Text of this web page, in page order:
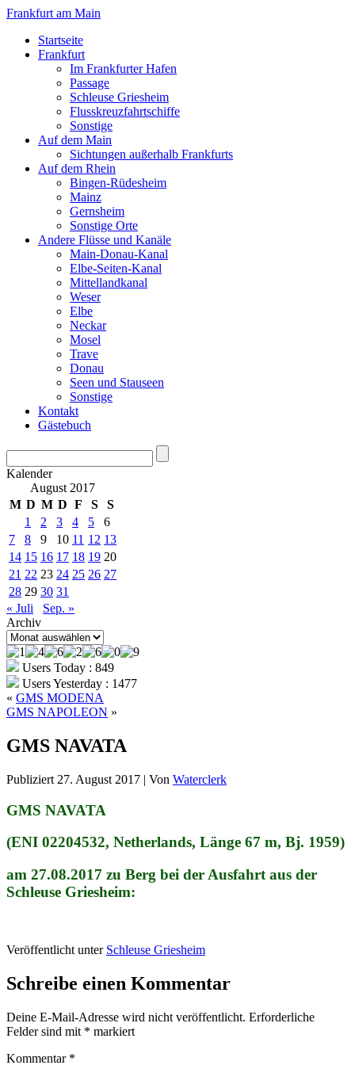
Frankfurt am Main
Startseite
Frankfurt
Im Frankfurter Hafen
Passage
Schleuse Griesheim
Flusskreuzfahrtschiffe
Sonstige
Auf dem Main
Sichtungen außerhalb Frankfurts
Auf dem Rhein
Bingen-Rüdesheim
Mainz
Gernsheim
Sonstige Orte
Andere Flüsse und Kanäle
Main-Donau-Kanal
Elbe-Seiten-Kanal
Mittellandkanal
Weser
Elbe
Neckar
Mosel
Trave
Donau
Seen und Stauseen
Sonstige
Kontakt
Gästebuch
Kalender
August 2017
M D M D F S
S
1
2 3 4 5
6
7
8 9 10 11 12 13
14 15 16 17 18 19 20
21 22 23 24 25 26 27
28 29 30 31
« Juli
Sep. »
Archiv
Archiv
Users Today : 849
Users Yesterday : 1477
« GMS MODENA
GMS NAPOLEON »
GMS NAVATA
Publiziert 27. August 2017 | Von Waterclerk
GMS NAVATA
(ENI 02204532, Netherlands, Länge 67 m, Bj. 1959)
am 27.08.2017 zu Berg bei der Ausfahrt aus der
Schleuse Griesheim:
Veröffentlicht unter Schleuse Griesheim
Schreibe einen Kommentar
Deine E-Mail-Adresse wird nicht veröffentlicht. Erforderliche
Felder sind mit * markiert
Kommentar *